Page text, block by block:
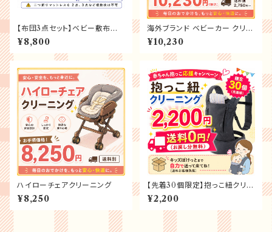
【布団3点セット】ベビー敷布団
（二つ折りマットレス）＋2点の全
部で3点セット
¥8,800
海外ブランド ベビーカー クリー
ニング
¥10,230
ハイローチェアクリーニング
¥8,250
【先着30個限定】抱っこ紐クリー
ニング 赤ちゃん応援キャンペ
ーン
¥2,200